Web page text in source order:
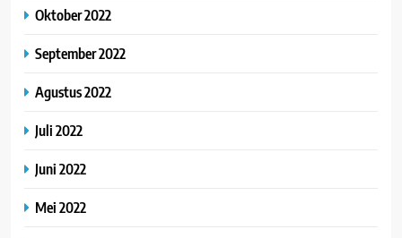
Oktober 2022
September 2022
Agustus 2022
Juli 2022
Juni 2022
Mei 2022